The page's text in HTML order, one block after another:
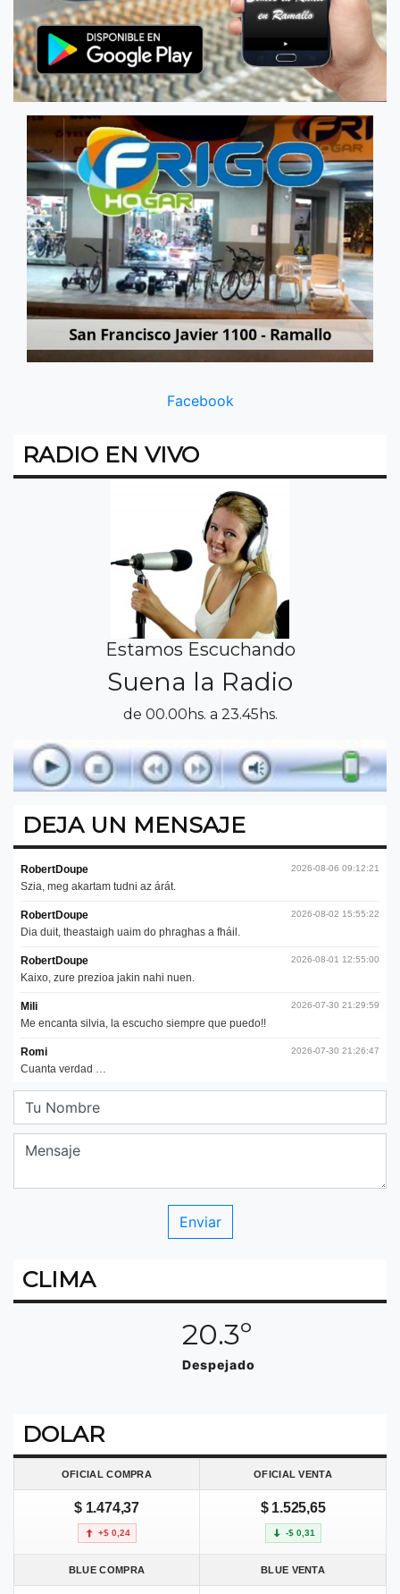
Facebook
RADIO EN VIVO
Estamos Escuchando
Suena la Radio
de 00.00hs. a 23.45hs.
DEJA UN MENSAJE
CLIMA
20.3º
Despejado
DOLAR
OFICIAL COMPRA OFICIAL VENTA
$ 1.474,37
+$ 0,24
$ 1.525,65
-$ 0,31
BLUE COMPRA BLUE VENTA